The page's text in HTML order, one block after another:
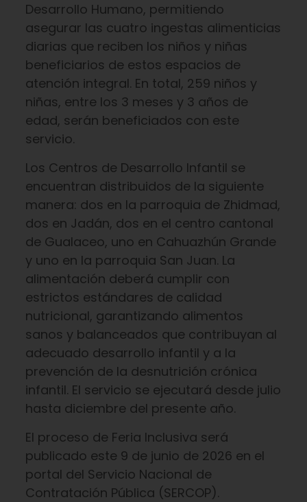
Desarrollo Humano, permitiendo
asegurar las cuatro ingestas alimenticias
diarias que reciben los niños y niñas
beneficiarios de estos espacios de
atención integral. En total, 259 niños y
niñas, entre los 3 meses y 3 años de
edad, serán beneficiados con este
servicio.
Los Centros de Desarrollo Infantil se
encuentran distribuidos de la siguiente
manera: dos en la parroquia de Zhidmad,
dos en Jadán, dos en el centro cantonal
de Gualaceo, uno en Cahuazhún Grande
y uno en la parroquia San Juan. La
alimentación deberá cumplir con
estrictos estándares de calidad
nutricional, garantizando alimentos
sanos y balanceados que contribuyan al
adecuado desarrollo infantil y a la
prevención de la desnutrición crónica
infantil. El servicio se ejecutará desde julio
hasta diciembre del presente año.
El proceso de Feria Inclusiva será
publicado este 9 de junio de 2026 en el
portal del Servicio Nacional de
Contratación Pública (SERCOP).